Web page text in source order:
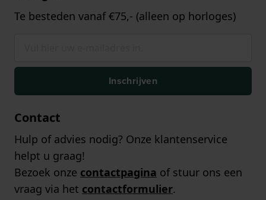
Te besteden vanaf €75,- (alleen op horloges)
Inschrijven
Contact
Hulp of advies nodig? Onze klantenservice
helpt u graag!
Bezoek onze contactpagina of stuur ons een
vraag via het contactformulier.